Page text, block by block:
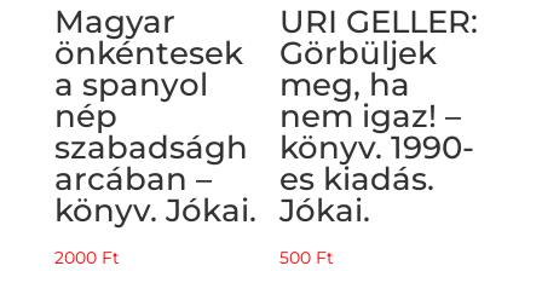
Magyar
önkéntesek
a spanyol
nép
szabadságh
arcában –
könyv. Jókai.
2000 Ft
URI GELLER:
Görbüljek
meg, ha
nem igaz! –
könyv. 1990-
es kiadás.
Jókai.
500 Ft